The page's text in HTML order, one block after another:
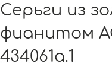
Серьги из
фианитом
434061а.1